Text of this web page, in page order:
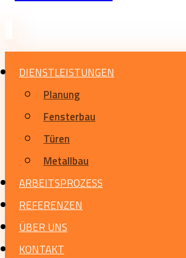
DIENSTLEISTUNGEN
Planung
Fensterbau
Türen
Metallbau
ARBEITSPROZESS
REFERENZEN
ÜBER UNS
KONTAKT